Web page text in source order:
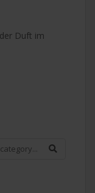
Duft im